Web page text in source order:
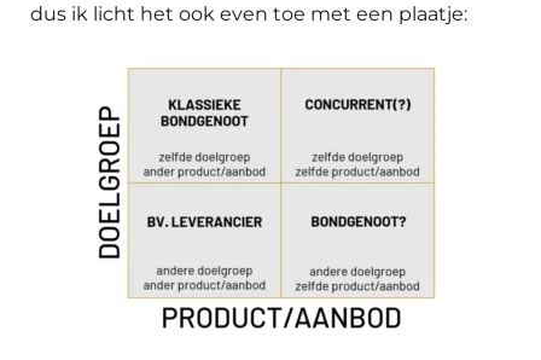
dus ik licht het ook even toe met een plaatje: